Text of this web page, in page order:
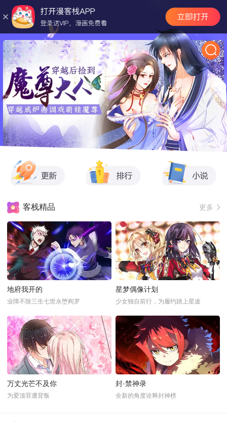
客栈精品 更多
地府我开的
业障不除三生七世永堕阎罗
星梦偶像计划
少女独自前行，为履约踏上星途
万丈光芒不及你
为爱顶罪遭背叛
封·禁神录
全新的角度诠释封神榜